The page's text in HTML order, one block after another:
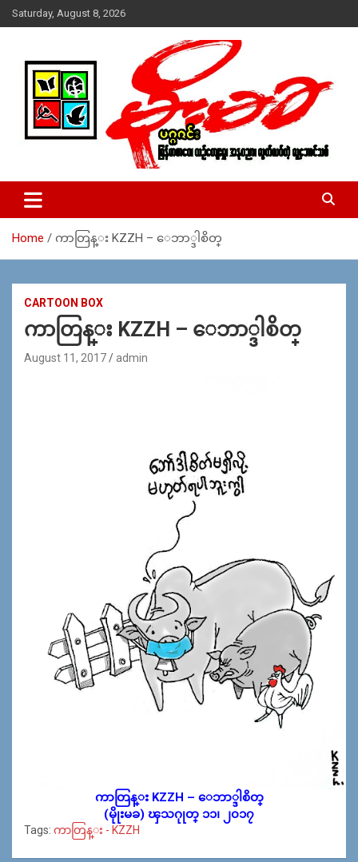
Skip
to
Saturday, August 8, 2026
MoeMaKa Burmese News &
Media
ယ္ေရး – အမွတ္ ၂၅၄၊ ပထပ္၊ လမ္း ၄၀၊ ေက်ာက္တံတား၊ ရန္ကုန္။
(ဖုုံး – ၀၉ ၂၅၂ ၂၄၉ ၀၉၄ ၊ ၀၉ ၄၂၁ ၇၄၃ ၇၅၃ ၊ ၀၉ ၅၀၄ ၁၀ ၅၈) ျ
ဇာေစ်းသစ္ ။ ၀၉ ၇၈၆၈၃၇ ၃၀၅ / ၀၉ ၉၆၃၆၉၉၈၃၄
Home ကာတြန္း KZZH – ေဘာ္ဒါစိတ္
CARTOON BOX
ကာတြန္း KZZH – ေဘာ္ဒါစိတ္
August 11, 2017 admin
ကာတြန္း KZZH – ေဘာ္ဒါစိတ္
(မိုုးမခ) ၾသဂုုတ္ ၁၁၊ ၂၀၁၇
Tags: ကာတြန္း - KZZH